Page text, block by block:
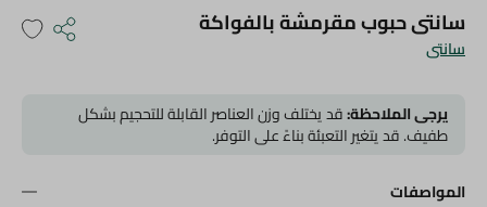
سانتى
سانتى حبوب مقرمشة بالفواكة
يرجى الملاحظة:قد يختلف وزن العناصر القابلة للتحجيم بشكل
طفيف. قد يتغير التعبئة بناءً على التوفر.
المواصفات